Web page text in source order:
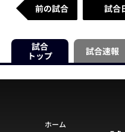
前の試合 試合
試合
トップ
試合速報
ホーム